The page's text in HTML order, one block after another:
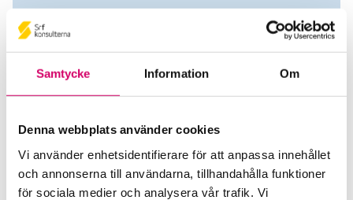
Samtycke Information Om
Denna webbplats använder cookies
Vi använder enhetsidentifierare för att anpassa innehållet
och annonserna till användarna, tillhandahålla funktioner
för sociala medier och analysera vår trafik. Vi
Malin Bergholtz